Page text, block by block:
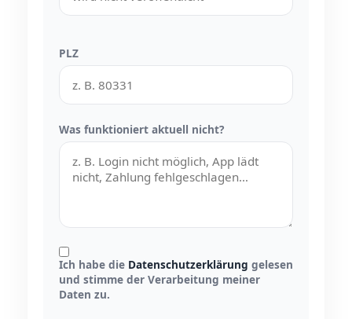
PLZ
Was funktioniert aktuell nicht?
Ich habe die Datenschutzerklärung gelesen
und stimme der Verarbeitung meiner
Daten zu.